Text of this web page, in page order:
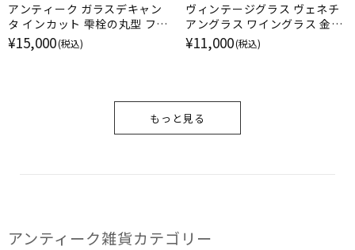
アンティーク ガラスデキャン
タ インカット 雫栓の丸型 フラ
ンス
¥15,000(税込)
ヴィンテージグラス ヴェネチ
アングラス ワイングラス 金彩
エナメル彩 ムラーノガラス ル
ビー イタリア
¥11,000(税込)
もっと見る
アンティーク雑貨カテゴリー